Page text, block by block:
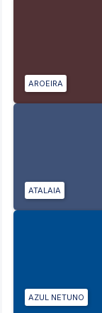
AROEIRA
ATALAIA
AZUL NETUNO